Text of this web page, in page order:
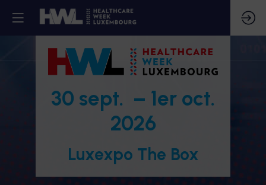
30 sept. – 1er oct.
2026
Luxexpo The Box